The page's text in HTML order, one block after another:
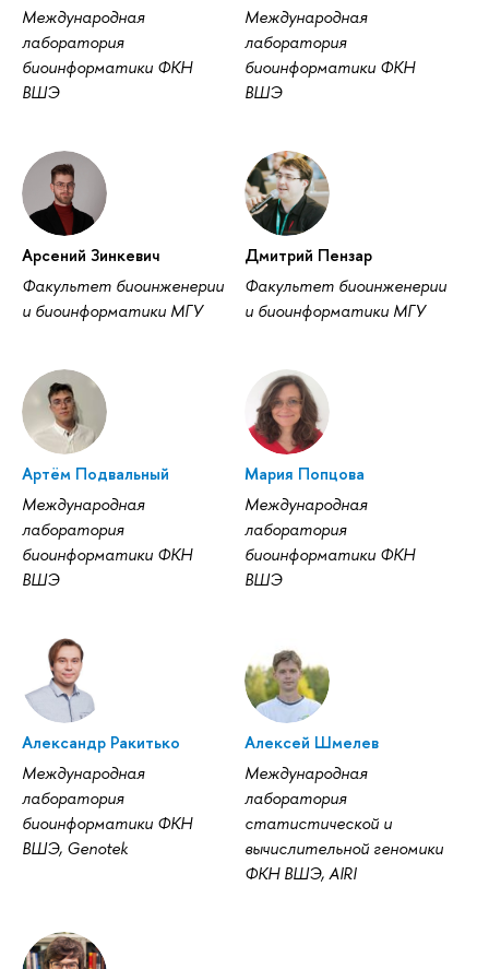
Международная
лаборатория
биоинформатики ФКН
ВШЭ
Международная
лаборатория
биоинформатики ФКН
ВШЭ
Арсений Зинкевич
Факультет биоинженерии
и биоинформатики МГУ
Дмитрий Пензар
Факультет биоинженерии
и биоинформатики МГУ
Артём Подвальный
Международная
лаборатория
биоинформатики ФКН
ВШЭ
Мария Попцова
Международная
лаборатория
биоинформатики ФКН
ВШЭ
Александр Ракитько
Международная
лаборатория
биоинформатики ФКН
ВШЭ, Genotek
Алексей Шмелев
Международная
лаборатория
статистической и
вычислительной геномики
ФКН ВШЭ, AIRI